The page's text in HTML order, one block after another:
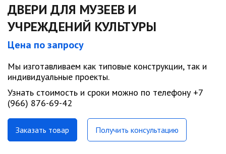
ДВЕРИ ДЛЯ МУЗЕЕВ И
УЧРЕЖДЕНИЙ КУЛЬТУРЫ
Цена по запросу
Мы изготавливаем как типовые конструкции, так и
индивидуальные проекты.
Узнать стоимость и сроки можно по телефону +7
(966) 876-69-42
Заказать товар Получить консультацию